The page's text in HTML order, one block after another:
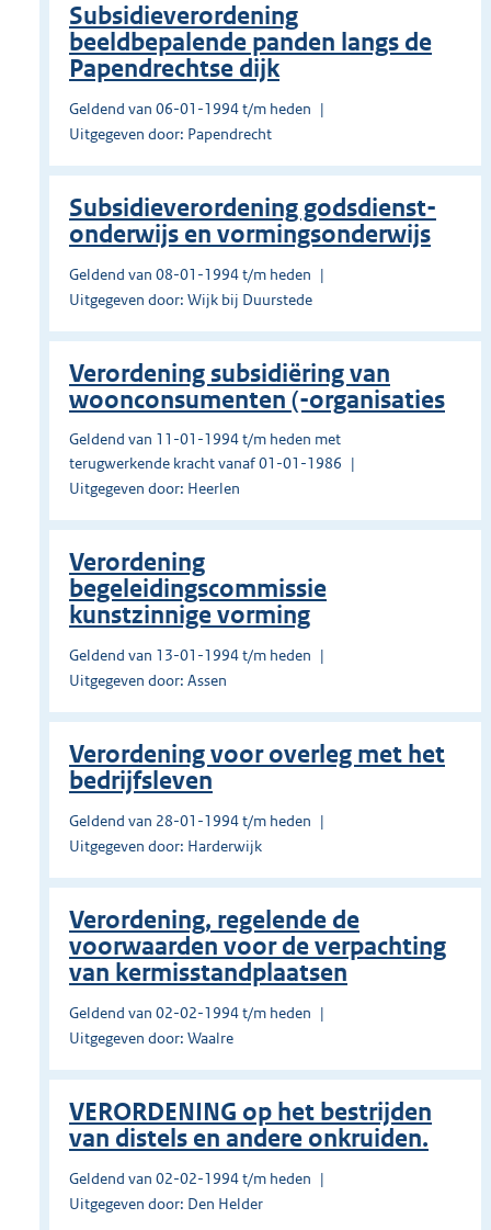
Subsidieverordening
beeldbepalende panden langs de
Papendrechtse dijk
Geldend van 06-01-1994 t/m heden
Uitgegeven door: Papendrecht
Subsidieverordening godsdienst-
onderwijs en vormingsonderwijs
Geldend van 08-01-1994 t/m heden
Uitgegeven door: Wijk bij Duurstede
Verordening subsidiëring van
woonconsumenten (-orga­nisaties
Geldend van 11-01-1994 t/m heden met
terugwerkende kracht vanaf 01-01-1986
Uitgegeven door: Heerlen
Verordening
begeleidingscommissie
kunstzinnige vorming
Geldend van 13-01-1994 t/m heden
Uitgegeven door: Assen
Verordening voor overleg met het
bedrijfsleven
Geldend van 28-01-1994 t/m heden
Uitgegeven door: Harderwijk
Verordening, regelende de
voorwaarden voor de verpachting
van kermisstandplaatsen
Geldend van 02-02-1994 t/m heden
Uitgegeven door: Waalre
VERORDENING op het bestrijden
van distels en andere onkruiden.
Geldend van 02-02-1994 t/m heden
Uitgegeven door: Den Helder